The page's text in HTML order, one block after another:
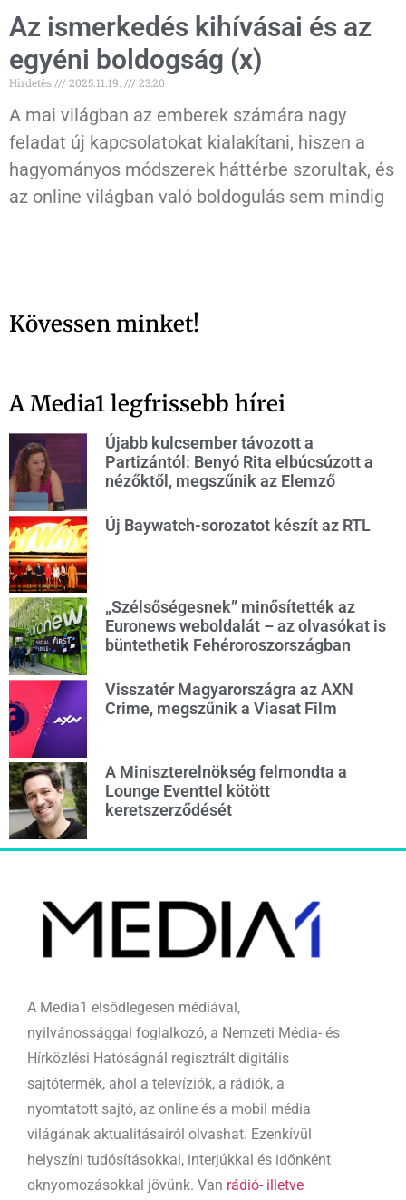
Az ismerkedés kihívásai és az
egyéni boldogság (x)
Hirdetés 2025.11.19. 23:20
A mai világban az emberek számára nagy
feladat új kapcsolatokat kialakítani, hiszen a
hagyományos módszerek háttérbe szorultak, és
az online világban való boldogulás sem mindig
Kövessen minket!
A Media1 legfrissebb hírei
Újabb kulcsember távozott a
Partizántól: Benyó Rita elbúcsúzott a
nézőktől, megszűnik az Elemző
Új Baywatch-sorozatot készít az RTL
„Szélsőségesnek” minősítették az
Euronews weboldalát – az olvasókat is
büntethetik Fehéroroszországban
Visszatér Magyarországra az AXN
Crime, megszűnik a Viasat Film
A Miniszterelnökség felmondta a
Lounge Eventtel kötött
keretszerződését
A Media1 elsődlegesen médiával,
nyilvánossággal foglalkozó, a Nemzeti Média- és
Hírközlési Hatóságnál regisztrált digitális
sajtótermék, ahol a televíziók, a rádiók, a
nyomtatott sajtó, az online és a mobil média
világának aktualitásairól olvashat. Ezenkívül
helyszíni tudósításokkal, interjúkkal és időnként
oknyomozásokkal jövünk. Van rádió- illetve